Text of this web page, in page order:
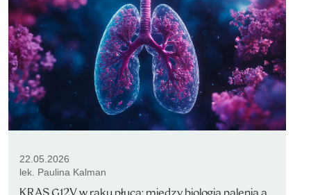
22.05.2026
lek. Paulina Kalman